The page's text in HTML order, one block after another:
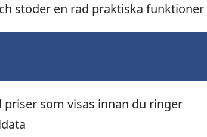
stöder en rad praktiska
som visas innan du ringer